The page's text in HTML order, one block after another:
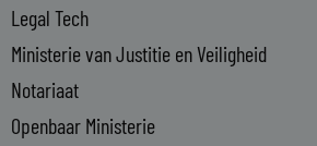
Legal Tech
Ministerie van Justitie en Veiligheid
Notariaat
Openbaar Ministerie